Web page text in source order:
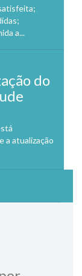
a...
do
a atualização